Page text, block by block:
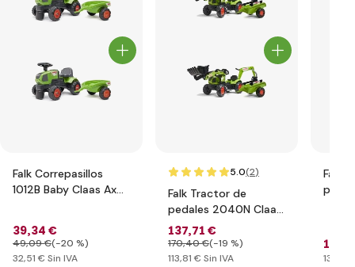
Falk Correpasillos
1012B Baby Claas Axos
39,34 €
49,09 €(-20 %)
32,51 € Sin IVA
5.0(2)
Falk Tractor de
pedales 2040N Claas
Arion 410 con
cargador, excavadora
y remolque
137,71 €
170,40 €(-19 %)
113,81 € Sin IVA
Falk
158
130